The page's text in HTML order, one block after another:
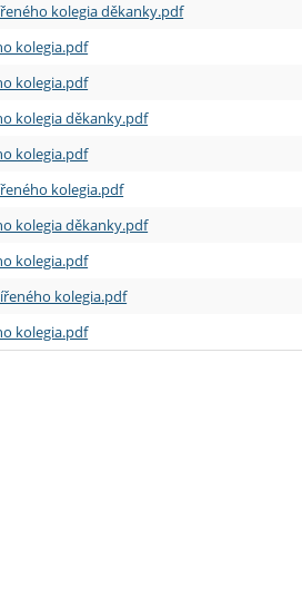
kolegia děkanky.pdf
kolegia.pdf
kolegia.pdf
kolegia děkanky.pdf
kolegia.pdf
kolegia.pdf
kolegia děkanky.pdf
kolegia.pdf
kolegia.pdf
kolegia.pdf